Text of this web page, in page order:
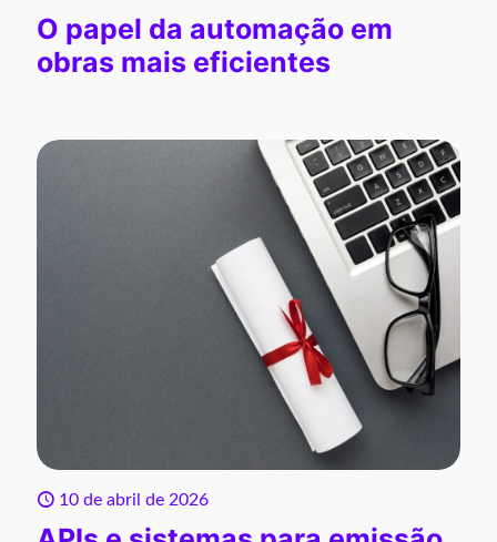
O papel da automação em
obras mais eficientes
10 de abril de 2026